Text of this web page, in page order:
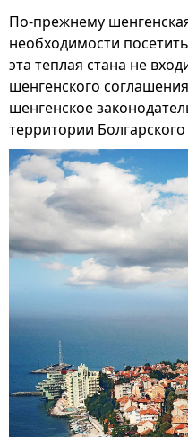
По-прежнему
необходимости
эта теплая стана не
шенгенского
шенгенское
территории